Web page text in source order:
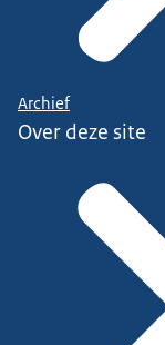
Archief
Over deze site